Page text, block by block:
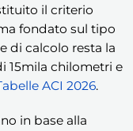
il criterio
fondato sul tipo
di calcolo resta la
15mila chilometri e
ACI 2026.
in base alla